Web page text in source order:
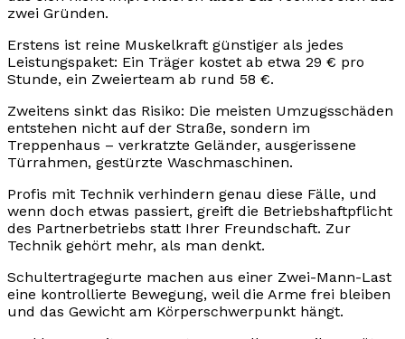
zwei Gründen.
Erstens ist reine Muskelkraft günstiger als jedes
Leistungspaket: Ein Träger kostet ab etwa 29 € pro
Stunde, ein Zweierteam ab rund 58 €.
Zweitens sinkt das Risiko: Die meisten Umzugsschäden
entstehen nicht auf der Straße, sondern im
Treppenhaus – verkratzte Geländer, ausgerissene
Türrahmen, gestürzte Waschmaschinen.
Profis mit Technik verhindern genau diese Fälle, und
wenn doch etwas passiert, greift die Betriebshaftpflicht
des Partnerbetriebs statt Ihrer Freundschaft. Zur
Technik gehört mehr, als man denkt.
Schultertragegurte machen aus einer Zwei-Mann-Last
eine kontrollierte Bewegung, weil die Arme frei bleiben
und das Gewicht am Körperschwerpunkt hängt.